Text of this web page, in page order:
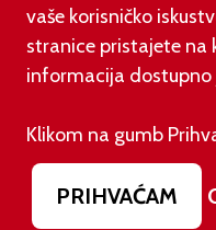
Footer menu
O nama Impressum
vaše korisničko
stranice pristajete na
informacija dostupno
Klikom na gumb
PRIHVAĆAM